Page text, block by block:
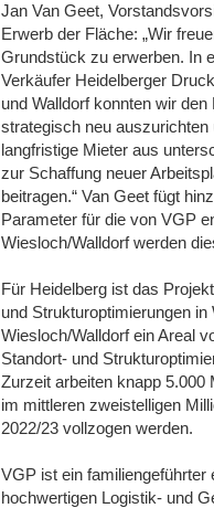
Jan Van Geet,
Erwerb der Fläche: „Wir
Grundstück zu erwerben. In
Verkäufer Heidelberger
und Walldorf konnten wir
strategisch neu
langfristige Mieter aus
zur Schaffung neuer
beitragen.“ Van Geet fügt
Parameter für die von VGP
Wiesloch/Walldorf werden
Für Heidelberg ist das
und Strukturoptimierungen
Wiesloch/Walldorf ein Areal
Standort- und
Zurzeit arbeiten knapp 5.000
im mittleren zweistelligen
2022/23 vollzogen werden.
VGP ist ein
hochwertigen Logistik- und